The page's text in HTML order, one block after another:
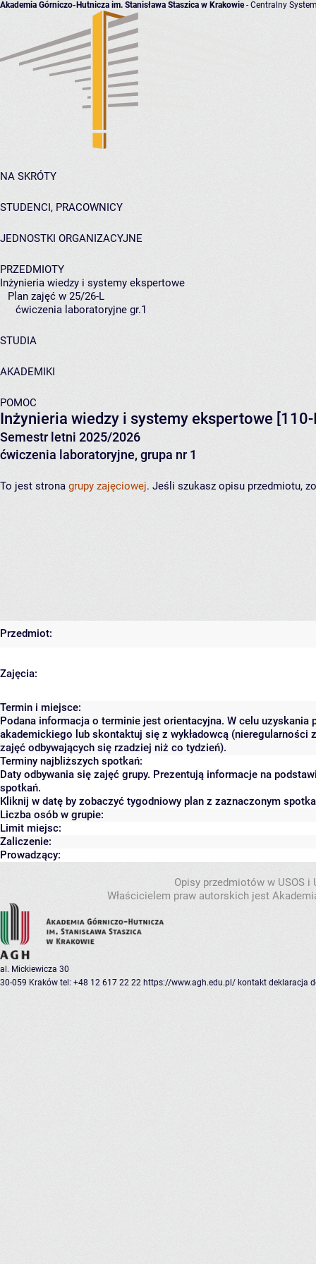
Akademia Górniczo-Hutnicza im. Stanisława Staszica w Krakowie- Centralny
NA SKRÓTY
STUDENCI, PRACOWNICY
JEDNOSTKI ORGANIZACYJNE
PRZEDMIOTY
Inżynieria wiedzy i systemy ekspertowe
Plan zajęć w 25/26-L
ćwiczenia laboratoryjne gr.1
STUDIA
AKADEMIKI
POMOC
Inżynieria wiedzy i systemy ekspertowe
Semestr letni 2025/2026
ćwiczenia laboratoryjne, grupa nr 1
To jest strona grupy zajęciowej. Jeśli szukasz opisu przedmiotu,
Przedmiot:
Zajęcia:
Termin i miejsce:
Podana informacja o terminie jest orientacyjna. W celu
akademickiego lub skontaktuj się z wykładowcą (nieregularności
zajęć odbywających się rzadziej niż co tydzień).
Terminy najbliższych spotkań:
Daty odbywania się zajęć grupy. Prezentują informacje na
spotkań.
Kliknij w datę by zobaczyć tygodniowy plan z zaznaczonym
Liczba osób w grupie:
Limit miejsc:
Zaliczenie:
Prowadzący:
Opisy przedmiotów w USOS
Właścicielem praw autorskich jest
al. Mickiewicza 30
30-059 Kraków tel: +48 12 617 22 22 https://www.agh.edu.pl/ kontakt deklaracja